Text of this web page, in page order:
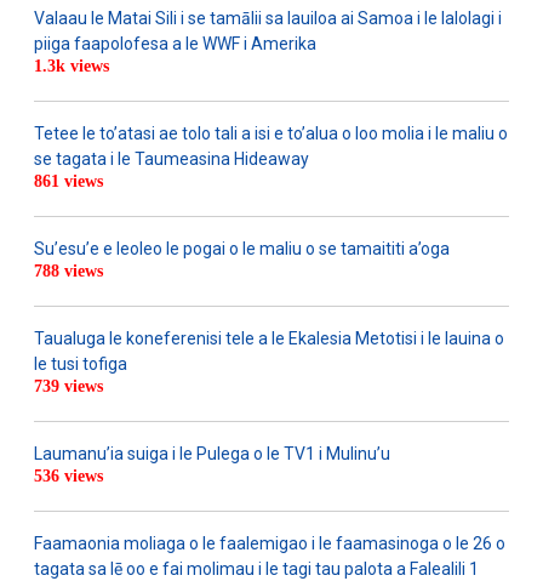
Valaau le Matai Sili i se tamālii sa lauiloa ai Samoa i le lalolagi i
piiga faapolofesa a le WWF i Amerika
1.3k views
Tetee le to’atasi ae tolo tali a isi e to’alua o loo molia i le maliu o
se tagata i le Taumeasina Hideaway
861 views
Su’esu’e e leoleo le pogai o le maliu o se tamaititi a’oga
788 views
Taualuga le koneferenisi tele a le Ekalesia Metotisi i le lauina o
le tusi tofiga
739 views
Laumanu’ia suiga i le Pulega o le TV1 i Mulinu’u
536 views
Faamaonia moliaga o le faalemigao i le faamasinoga o le 26 o
tagata sa lē oo e fai molimau i le tagi tau palota a Falealili 1